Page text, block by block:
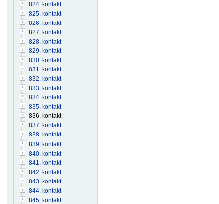
824. kontakt
825. kontakt
826. kontakt
827. kontakt
828. kontakt
829. kontakt
830. kontakt
831. kontakt
832. kontakt
833. kontakt
834. kontakt
835. kontakt
836. kontakt
837. kontakt
838. kontakt
839. kontakt
840. kontakt
841. kontakt
842. kontakt
843. kontakt
844. kontakt
845. kontakt